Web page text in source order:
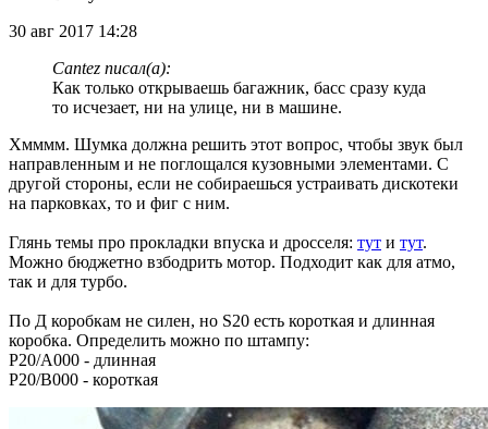
30 авг 2017 14:28
Cantez писал(а):
Как только открываешь багажник, басс сразу куда
то исчезает, ни на улице, ни в машине.
Хмммм. Шумка должна решить этот вопрос, чтобы звук был
направленным и не поглощался кузовными элементами. С
другой стороны, если не собираешься устраивать дискотеки
на парковках, то и фиг с ним.
Глянь темы про прокладки впуска и дросселя: тут и тут.
Можно бюджетно взбодрить мотор. Подходит как для атмо,
так и для турбо.
По Д коробкам не силен, но S20 есть короткая и длинная
коробка. Определить можно по штампу:
P20/A000 - длинная
P20/B000 - короткая